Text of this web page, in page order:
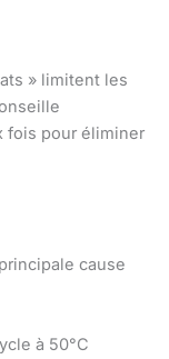
» limitent les
fois pour éliminer
cause
à 50°C